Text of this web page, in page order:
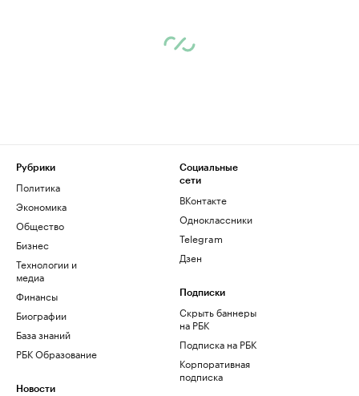
Рубрики
Политика
Экономика
Общество
Бизнес
Технологии и
медиа
Финансы
Биографии
База знаний
РБК Образование
Новости
Социальные
сети
ВКонтакте
Одноклассники
Telegram
Дзен
Подписки
Скрыть баннеры
на РБК
Подписка на РБК
Корпоративная
подписка